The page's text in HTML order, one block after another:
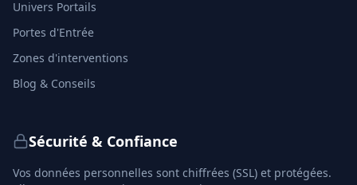
Univers Portails
Portes d'Entrée
Zones d'interventions
Blog & Conseils
Sécurité & Confiance
Vos données personnelles sont chiffrées (SSL) et protégées.